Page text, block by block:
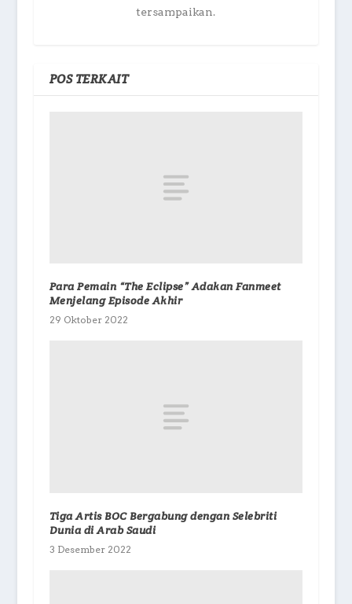
tersampaikan.
POS TERKAIT
Para Pemain “The Eclipse” Adakan Fanmeet
Menjelang Episode Akhir
29 Oktober 2022
Tiga Artis BOC Bergabung dengan Selebriti
Dunia di Arab Saudi
3 Desember 2022